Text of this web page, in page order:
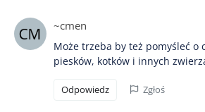
~cmen
Może trzeba by też pomyśleć o
piesków, kotków i innych
Odpowiedz Zgłoś